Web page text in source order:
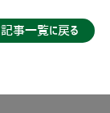
記事一覧に戻る